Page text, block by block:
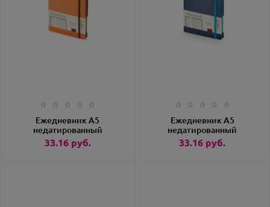
Ежедневник А5
недатированный
«Megapolis Soft»
оранжевый
33.16руб.
Ежедневник А5
недатированный
«Megapolis Soft» синий
33.16 руб.